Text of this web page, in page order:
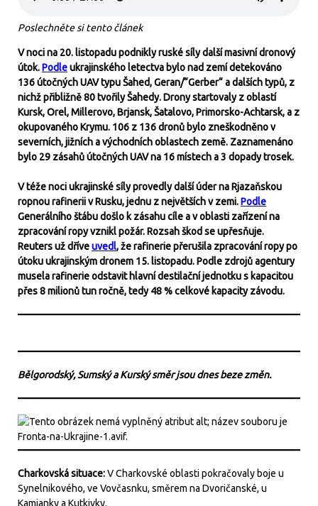
Poslechněte si tento článek
V noci na 20. listopadu podnikly ruské síly další masivní dronový
útok.Podleukrajinského letectva bylo nad zemí detekováno
136 útočných UAV typu Šahed, Geran/“Gerber“ a dalších typů, z
nichž přibližně 80 tvořily Šahedy. Drony startovaly z oblastí
Kursk, Orel, Millerovo, Brjansk, Šatalovo, Primorsko-Achtarsk, a z
okupovaného Krymu. 106 z 136 dronů bylo zneškodněno v
severních, jižních a východních oblastech země. Zaznamenáno
bylo 29 zásahů útočných UAV na 16 místech a 3 dopady trosek.
V téže noci ukrajinské síly provedly další úder na Rjazaňskou
ropnou rafinerii v Rusku, jednu z největších v zemi.Podle
Generálního štábu došlo k zásahu cíle a v oblasti zařízení na
zpracování ropy vznikl požár. Rozsah škod se upřesňuje.
Reuters už dříveuvedl, že rafinerie přerušila zpracování ropy po
útoku ukrajinským dronem 15. listopadu. Podle zdrojů agentury
musela rafinerie odstavit hlavní destilační jednotku s kapacitou
přes 8 milionů tun ročně, tedy 48 % celkové kapacity závodu.
Bělgorodský, Sumský a Kurský směr jsou dnes beze změn.
Charkovská situace:V Charkovské oblasti pokračovaly boje u
Synelnikového, ve Vovčasnku, směrem na Dvoričanské, u
Kamjanky a Kutkivky.